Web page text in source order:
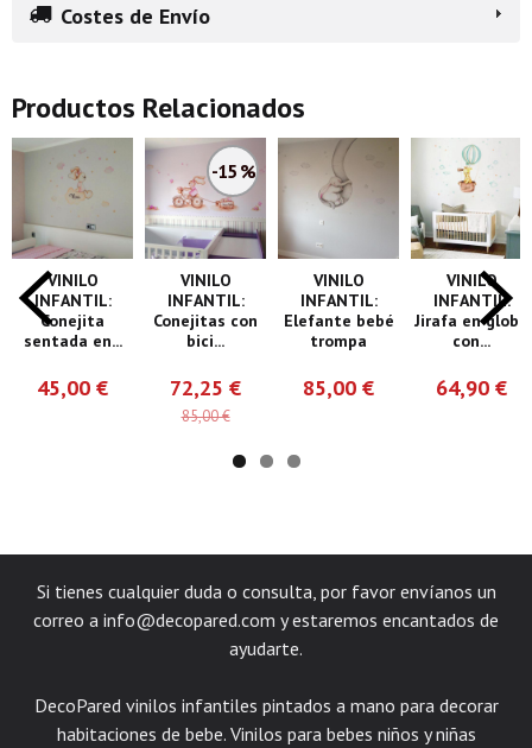
Costes de Envío
Productos Relacionados
VINILO
INFANTIL:
Conejita
sentada en...
45,00 €
-15 %
VINILO
INFANTIL:
Conejitas con
bici...
72,25 €
85,00 €
VINILO
INFANTIL:
Elefante bebé
trompa
85,00 €
VINILO
INFANTIL:
Jirafa en globo
con...
64,90 €
Si tienes cualquier duda o consulta, por favor envíanos un
correo a info@decopared.com y estaremos encantados de
ayudarte.
DecoPared vinilos infantiles pintados a mano para decorar
habitaciones de bebe. Vinilos para bebes niños y niñas